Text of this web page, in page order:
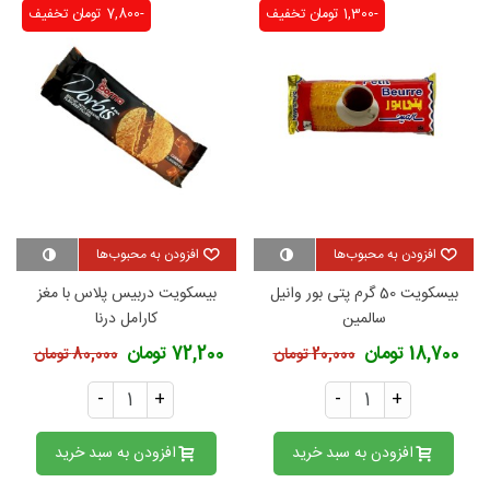
تخفیف -1,300 تومان
افزودن به محبوب‌ها
بیسکویت 50 گرم پتی بور وانیل
سالمین
18,700 تومان 20,000 تومان
- +
افزودن به سبد خرید
تخفیف -7,800 تومان
افزودن به محبوب‌ها
بیسکویت دربیس پلاس با مغز
کارامل درنا
72,200 تومان 80,000 تومان
- +
افزودن به سبد خرید